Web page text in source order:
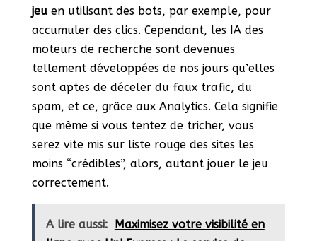
jeuen utilisant des bots, par exemple, pour
accumuler des clics. Cependant, les IA des
moteurs de recherche sont devenues
tellement développées de nos jours qu’elles
sont aptes de déceler du faux trafic, du
spam, et ce, grâce aux Analytics. Cela signifie
que même si vous tentez de tricher, vous
serez vite mis sur liste rouge des sites les
moins “crédibles”, alors, autant jouer le jeu
correctement.
A lire aussi: Maximisez votre visibilité en